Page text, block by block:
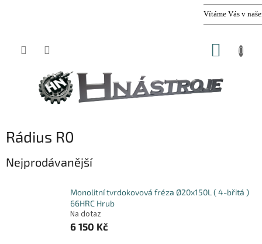
Vítáme Vás v našem E-
Rádius R0
Nejprodávanější
Monolitní tvrdokovová fréza Ø20x150L ( 4-břitá )
66HRC Hrub
Na dotaz
6 150 Kč